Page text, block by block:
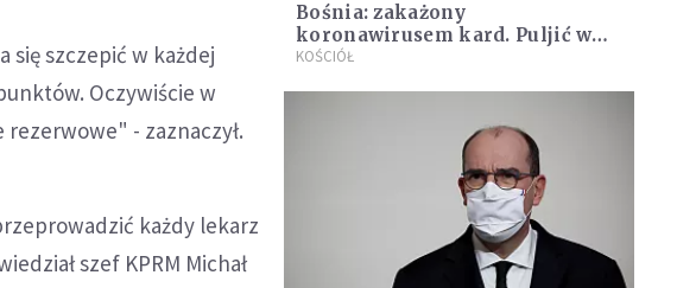
szczepić w każdej
Oczywiście w
- zaznaczył.
każdy lekarz
szef KPRM Michał
Bośnia: zakażony
koronawirusem kard. Puljić w
szpitalu
KOŚCIÓŁ